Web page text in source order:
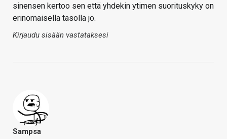
sinensen kertoo sen että yhdekin ytimen suorituskyky on
erinomaisella tasolla jo.
Kirjaudu sisään vastataksesi
Sampsa